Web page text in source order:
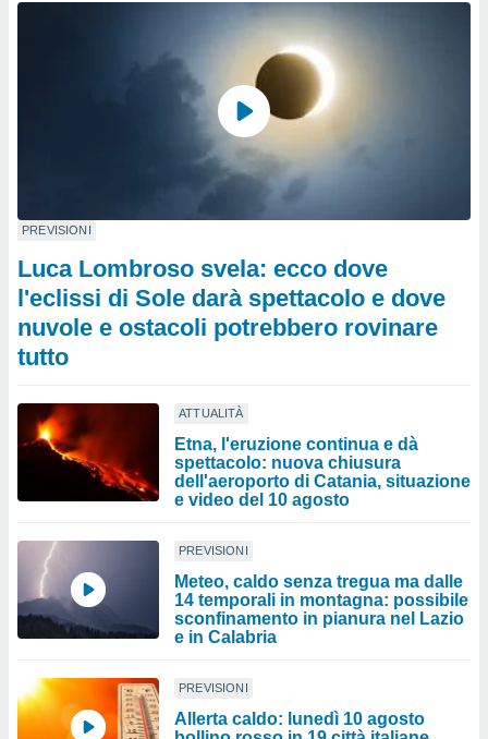
PREVISIONI
Luca Lombroso svela: ecco dove
l'eclissi di Sole darà spettacolo e dove
nuvole e ostacoli potrebbero rovinare
tutto
ATTUALITÀ
Etna, l'eruzione continua e dà
spettacolo: nuova chiusura
dell'aeroporto di Catania, situazione
e video del 10 agosto
PREVISIONI
Meteo, caldo senza tregua ma dalle
14 temporali in montagna: possibile
sconfinamento in pianura nel Lazio
e in Calabria
PREVISIONI
Allerta caldo: lunedì 10 agosto